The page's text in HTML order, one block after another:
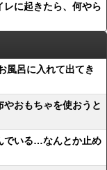
に起きたら、何やら
風呂に入れて出てき
おもちゃを使おうと
でいる…なんとか止め